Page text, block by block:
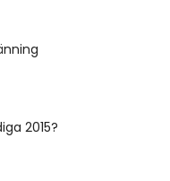
2015?